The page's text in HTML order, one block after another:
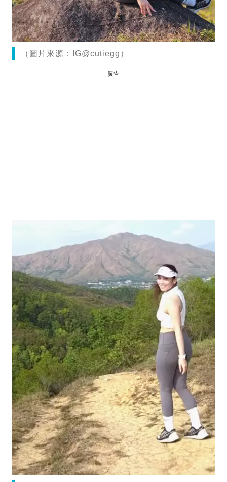
（圖片來源：IG@cutiegg）
廣告